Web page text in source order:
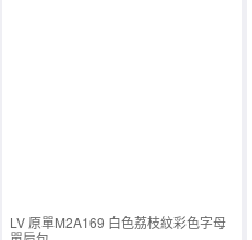
LV 原單M2A169 白色荔枝紋彩色字母